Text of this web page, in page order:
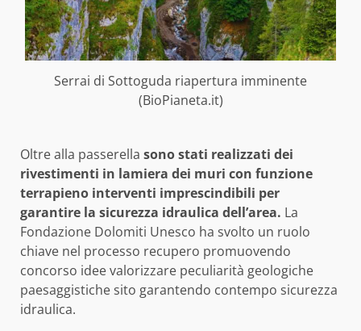
Serrai di Sottoguda riapertura imminente
(BioPianeta.it)
Oltre alla passerella sono stati realizzati dei
rivestimenti in lamiera dei muri con funzione
terrapieno interventi imprescindibili per
garantire la sicurezza idraulica dell’area. La
Fondazione Dolomiti Unesco ha svolto un ruolo
chiave nel processo recupero promuovendo
concorso idee valorizzare peculiarità geologiche
paesaggistiche sito garantendo contempo sicurezza
idraulica.